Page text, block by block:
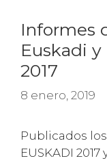
Informes
Euskadi
2017
8 enero, 2019
Publicados
EUSKADI